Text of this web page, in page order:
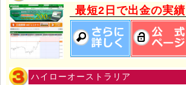
最短2日で出金の実績
ハイローオーストラリア